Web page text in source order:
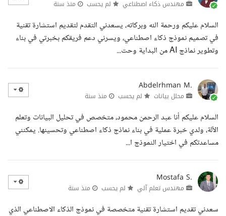
مهندس ذكاء اصطناعي لم يحسب منذ سنة
السلام عليكم ورحمة الله وبركاته، يسعدني التقدم لتقديم استشارة تقنية
في تصميم نموذج ذكاء اصطناعي، ويسرني دعم فريقكم بخبرتي في بناء
وتطوير نماذج AI من البداية وحت...
Abdelrhman M.
محلل بيانات لم يحسب منذ سنة
السلام عليكم أنا عبد الرحمن محمود، متخصص في تحليل البيانات وتعلم
الآلة، ولدي خبرة عملية في بناء نماذج ذكاء اصطناعي وتحسينها. يمكنني
مساعدتكم في اختيار النموذج ا...
Mostafa S.
مهندس تعلم آلي لم يحسب منذ سنة
سعدني تقديم استشارة تقنية متخصصة في نموذج الذكاء الاصطناعي الذي